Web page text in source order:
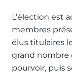
L’élection est
membres
élus titulaires
grand nombre
pourvoir, puis